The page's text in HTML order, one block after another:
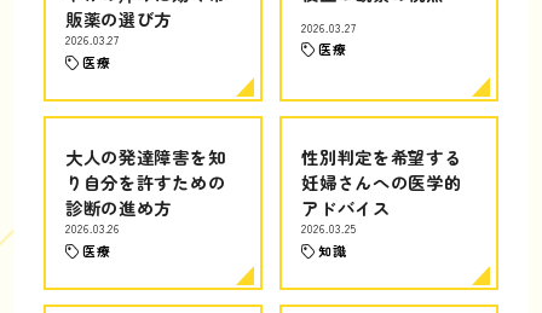
販薬の選び方
2026.03.27
医療
2026.03.27
医療
大人の発達障害を知
り自分を許すための
診断の進め方
2026.03.26
医療
性別判定を希望する
妊婦さんへの医学的
アドバイス
2026.03.25
知識